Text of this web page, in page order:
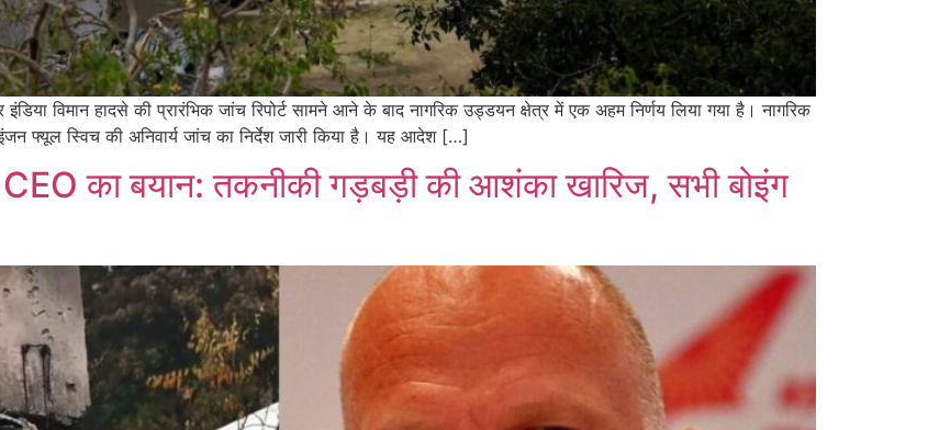
विमान हादसे की प्रारंभिक जांच रिपोर्ट सामने आने के बाद नागरिक उड्डयन क्षेत्र में एक अहम निर्णय लिया गया है। नागरिक
फ्यूल स्विच की अनिवार्य जांच का निर्देश जारी किया है। यह आदेश […]
CEO का बयान: तकनीकी गड़बड़ी की आशंका खारिज, सभी बोइंग